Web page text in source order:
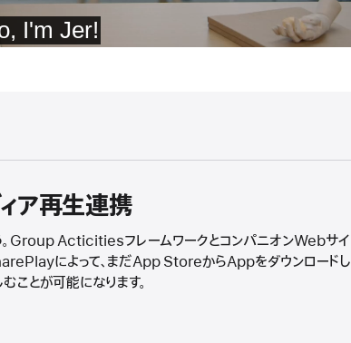
ア再生連携
Group ActicitiesフレームワークとコンパニオンWebサイ
によって、まだApp StoreからAppをダウンロードし
ことが可能になります。